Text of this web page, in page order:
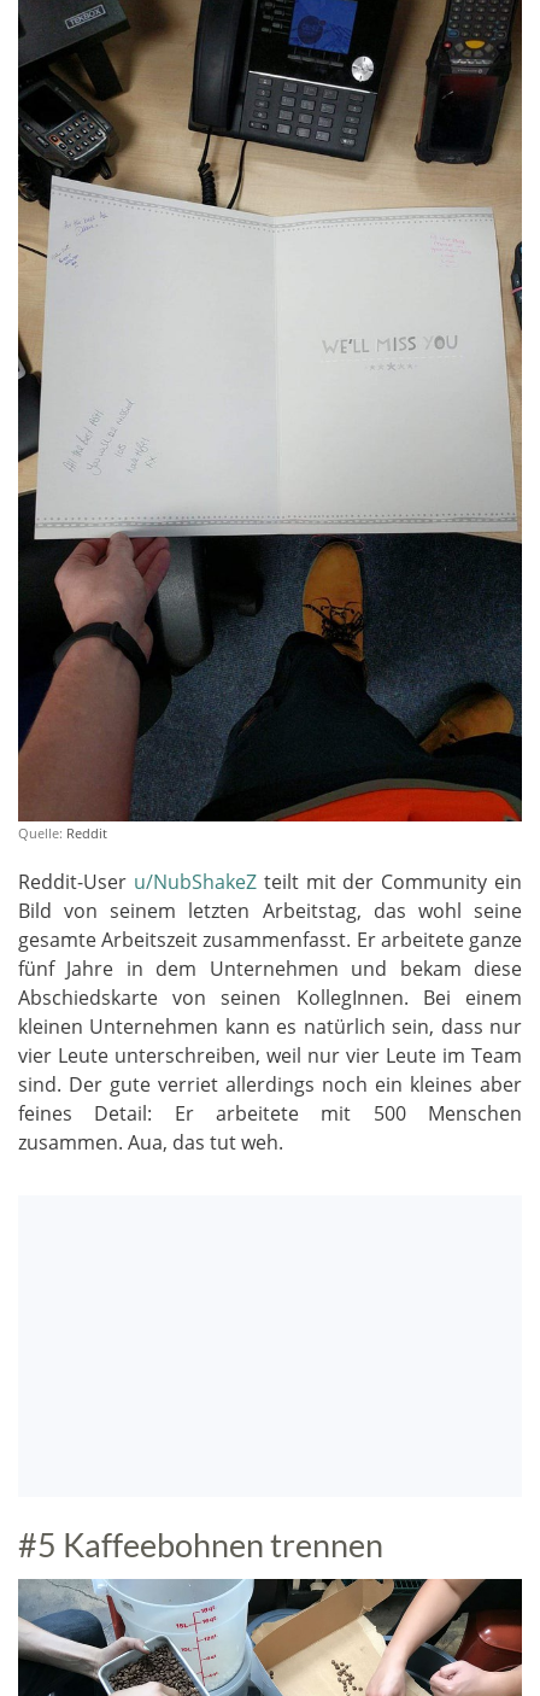
Quelle: Reddit
Reddit-User u/NubShakeZteilt mit der Community ein
Bild von seinem letzten Arbeitstag, das wohl seine
gesamte Arbeitszeit zusammenfasst. Er arbeitete ganze
fünf Jahre in dem Unternehmen und bekam diese
Abschiedskarte von seinen KollegInnen. Bei einem
kleinen Unternehmen kann es natürlich sein, dass nur
vier Leute unterschreiben, weil nur vier Leute im Team
sind. Der gute verriet allerdings noch ein kleines aber
feines Detail: Er arbeitete mit 500 Menschen
zusammen. Aua, das tut weh.
#5 Kaffeebohnen trennen